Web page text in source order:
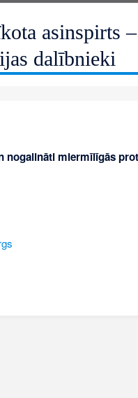
asinspirts
dalībnieki
nogalināti miermīlīgās